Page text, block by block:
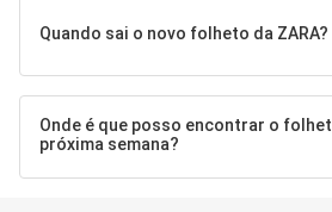
Quando sai o novo folheto da ZARA?
Onde é que posso encontrar o
próxima semana?